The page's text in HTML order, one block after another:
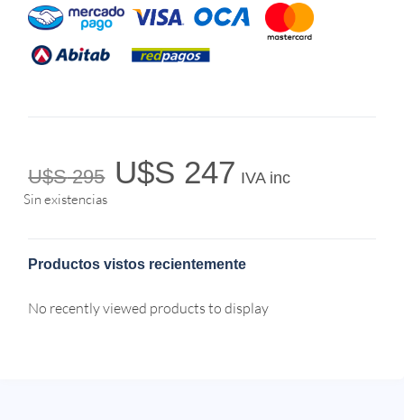
U$S295 U$S 247 IVA inc
Sin existencias
Productos vistos recientemente
No recently viewed products to display